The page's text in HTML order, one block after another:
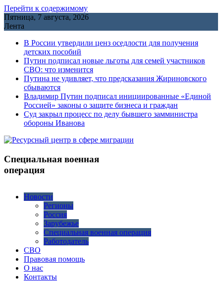
Перейти к содержимому
Пятница, 7 августа, 2026
Лента
В России утвердили ценз оседлости для получения
детских пособий
Путин подписал новые льготы для семей участников
СВО: что изменится
Путина не удивляет, что предсказания Жириновского
сбываются
Владимир Путин подписал инициированные «Единой
Россией» законы о защите бизнеса и граждан
Cуд закрыл процесс по делу бывшего замминистра
обороны Иванова
Специальная военная
операция
Новости
Регионы
Россия
Зарубежье
Специальная военная операция
Работодатель
СВО
Правовая помощь
О нас
Контакты